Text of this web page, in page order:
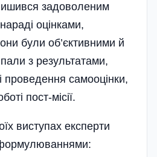
задоволеним
оцінками,
були об’є­ктивними й
з результатами,
проведення самооцінки,
пост-місії.
виступах експерти